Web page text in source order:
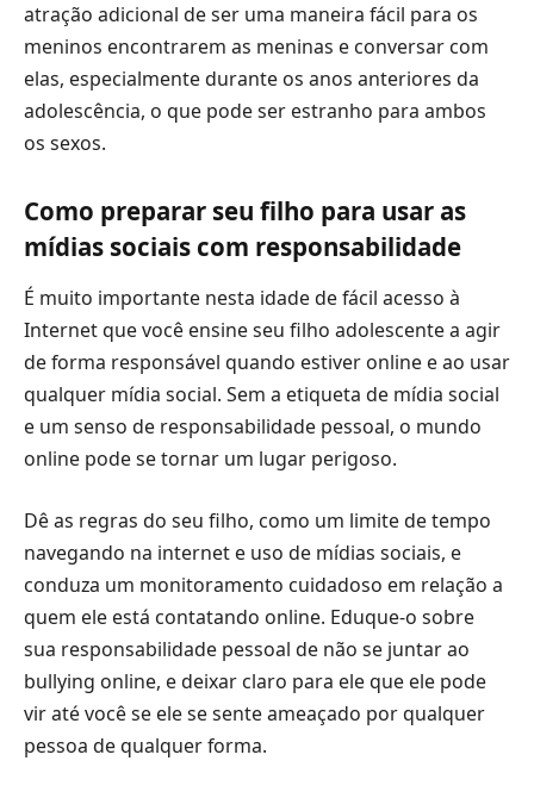
atração adicional de ser uma maneira fácil para os
meninos encontrarem as meninas e conversar com
elas, especialmente durante os anos anteriores da
adolescência, o que pode ser estranho para ambos
os sexos.
Como preparar seu filho para usar as
mídias sociais com responsabilidade
É muito importante nesta idade de fácil acesso à
Internet que você ensine seu filho adolescente a agir
de forma responsável quando estiver online e ao usar
qualquer mídia social. Sem a etiqueta de mídia social
e um senso de responsabilidade pessoal, o mundo
online pode se tornar um lugar perigoso.
Dê as regras do seu filho, como um limite de tempo
navegando na internet e uso de mídias sociais, e
conduza um monitoramento cuidadoso em relação a
quem ele está contatando online. Eduque-o sobre
sua responsabilidade pessoal de não se juntar ao
bullying online, e deixar claro para ele que ele pode
vir até você se ele se sente ameaçado por qualquer
pessoa de qualquer forma.